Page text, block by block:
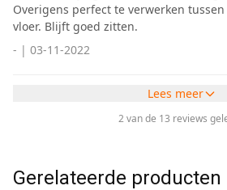
Overigens perfect te verwerken
vloer. Blijft goed zitten.
- | 03-11-2022
Lees meer
2 van de 13 reviews
Gerelateerde producten